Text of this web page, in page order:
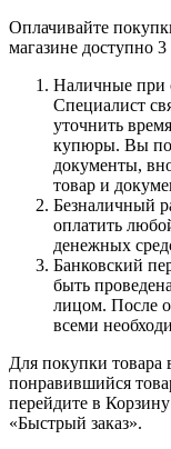
Оплачивайте
магазине доступно
Наличные при
Специалист
уточнить
купюры. Вы
документы,
товар и
Безналичный
оплатить
денежных
Банковский
быть
лицом. После
всеми
Для покупки товара
понравившийся
перейдите в
«Быстрый заказ».